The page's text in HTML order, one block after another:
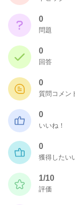
0
問題
0
回答
0
質問コメン
0
いいね！
0
獲得したい
1/10
評価